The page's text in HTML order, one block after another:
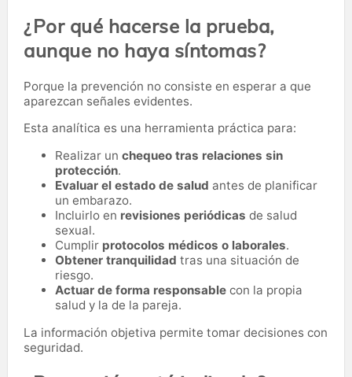
¿Por qué hacerse la prueba,
aunque no haya síntomas?
Porque la prevención no consiste en esperar a que
aparezcan señales evidentes.
Esta analítica es una herramienta práctica para:
Realizar un chequeo tras relaciones sin
protección.
Evaluar el estado de salud antes de planificar
un embarazo.
Incluirlo en revisiones periódicas de salud
sexual.
Cumplir protocolos médicos o laborales.
Obtener tranquilidad tras una situación de
riesgo.
Actuar de forma responsable con la propia
salud y la de la pareja.
La información objetiva permite tomar decisiones con
seguridad.